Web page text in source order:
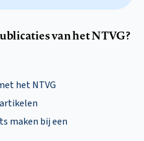
van het NTVG?
het NTVG
maken bij een